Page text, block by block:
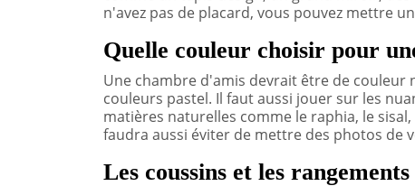
n'avez pas de placard, vous pouvez mettre
Quelle couleur choisir pour
Une chambre d'amis devrait être de couleur
couleurs pastel. Il faut aussi jouer sur les
matières naturelles comme le raphia, le
faudra aussi éviter de mettre des photos de
Les coussins et les rangements